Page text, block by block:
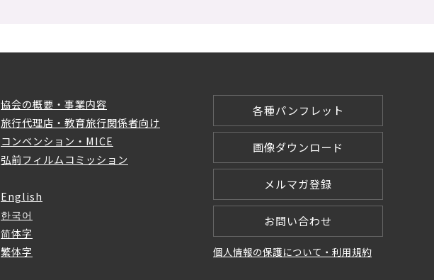
協会の概要・事業内容
旅行代理店・教育旅行関係者向け
コンベンション・MICE
弘前フィルムコミッション
English
한국어
简体字
繁体字
各種パンフレット
画像ダウンロード
メルマガ登録
お問い合わせ
個人情報の保護について・利用規約